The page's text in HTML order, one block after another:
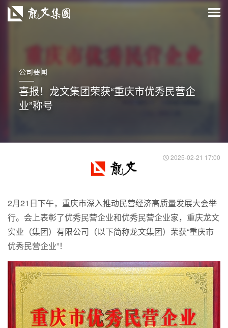
公司要闻
喜报！龙文集团荣获“重庆市优秀民营企
业”称号
2025-02-21 17:00
2月21日下午，重庆市深入推动民营经济高质量发展大会举
行。会上表彰了优秀民营企业和优秀民营企业家，重庆龙文
实业（集团）有限公司（以下简称龙文集团）荣获“重庆市
优秀民营企业”！